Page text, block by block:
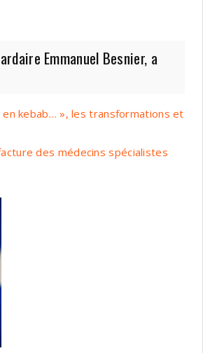
Emmanuel Besnier, a
kebab… », les transformations et
des médecins spécialistes